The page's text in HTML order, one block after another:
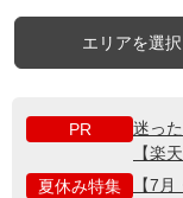
エリアを選択
PR
迷っ
【楽
夏休み特集
【7